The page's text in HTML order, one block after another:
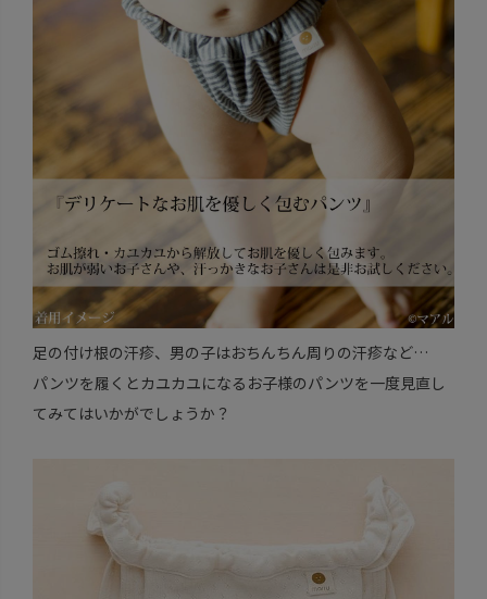
足の付け根の汗疹、男の子はおちんちん周りの汗疹など…
パンツを履くとカユカユになるお子様のパンツを一度見直し
てみてはいかがでしょうか？